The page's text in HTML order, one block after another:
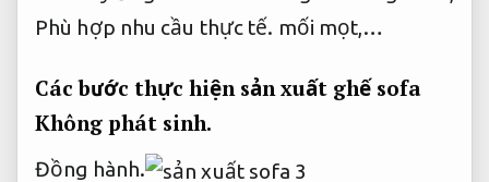
Phù hợp nhu cầu thực tế. mối mọt,…
Các bước thực hiện sản xuất ghế sofa
Không phát sinh.
Đồng hành.